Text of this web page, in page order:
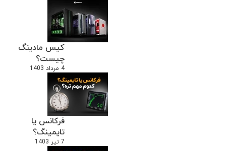
کیس مادینگ
چیست؟
4 مرداد 1403
فرکانس یا
تایمینگ؟
7 تیر 1403